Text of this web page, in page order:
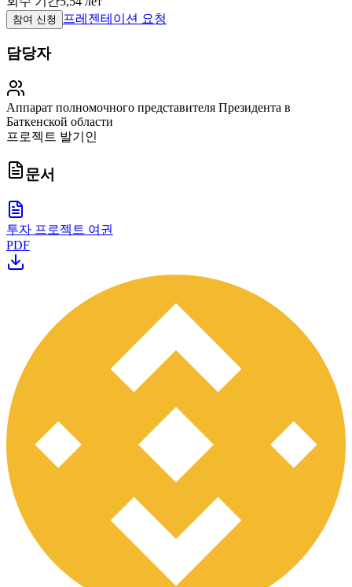
참여 신청 프레젠테이션 요청
담당자
Аппарат полномочного представителя Президента в
Баткенской области
프로젝트 발기인
문서
투자 프로젝트 여권
PDF